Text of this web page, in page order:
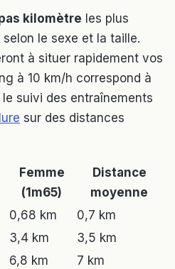
kilomètre les plus
le sexe et la taille.
à situer rapidement vos
à 10 km/h correspond à
suivi des entraînements
sur des distances
Femme
(1m65)
Distance
moyenne
0,68 km
0,7 km
3,4 km
3,5 km
6,8 km
7 km